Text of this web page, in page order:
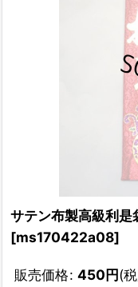
サテン布製高級利是
[ms170422a08]
販売価格: 450円(